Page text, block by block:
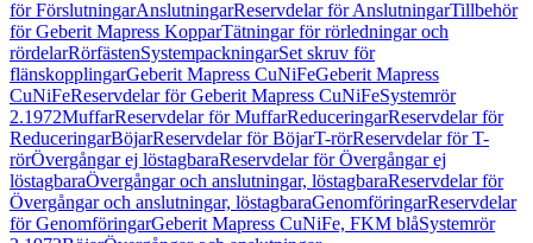
för FörslutningarAnslutningarReservdelar för AnslutningarTillbehör
för Geberit Mapress KopparTätningar för rörledningar och
rördelarRörfästenSystempackningarSet skruv för
flänskopplingarGeberit Mapress CuNiFeGeberit Mapress
CuNiFeReservdelar för Geberit Mapress CuNiFeSystemrör
2.1972MuffarReservdelar för MuffarReduceringarReservdelar för
ReduceringarBöjarReservdelar för BöjarT-rörReservdelar för T-
rörÖvergångar ej löstagbaraReservdelar för Övergångar ej
löstagbaraÖvergångar och anslutningar, löstagbaraReservdelar för
Övergångar och anslutningar, löstagbaraGenomföringarReservdelar
för GenomföringarGeberit Mapress CuNiFe, FKM blåSystemrör